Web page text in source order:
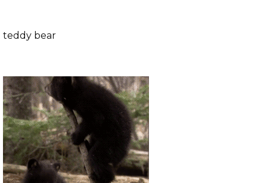
teddy bear